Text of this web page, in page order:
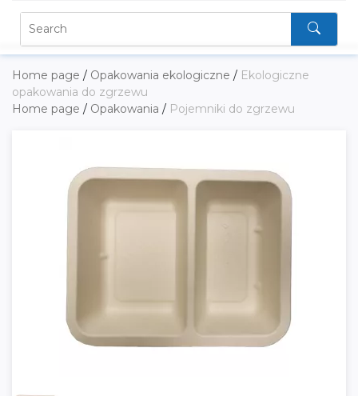
Home page / Opakowania ekologiczne / Ekologiczne
opakowania do zgrzewu
Home page / Opakowania / Pojemniki do zgrzewu